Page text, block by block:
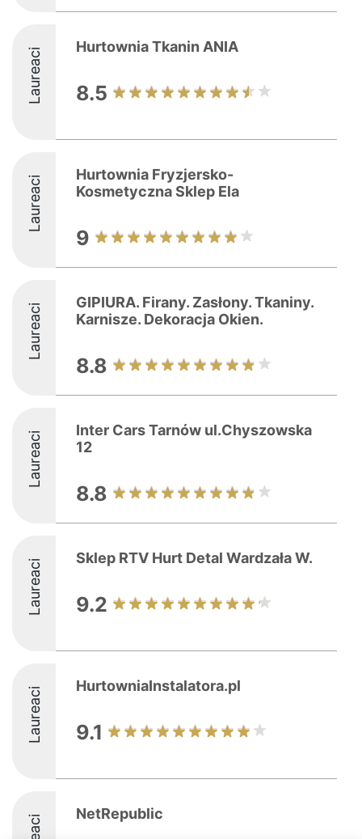
Laureaci Hurtownia Tkanin ANIA
8.5
Laureaci
Hurtownia Fryzjersko-
Kosmetyczna Sklep Ela
9
Laureaci
GIPIURA. Firany. Zasłony. Tkaniny.
Karnisze. Dekoracja Okien.
8.8
Laureaci
Inter Cars Tarnów ul.Chyszowska
12
8.8
Laureaci Sklep RTV Hurt Detal Wardzała W.
9.2
Laureaci HurtowniaInstalatora.pl
9.1
NetRepublic